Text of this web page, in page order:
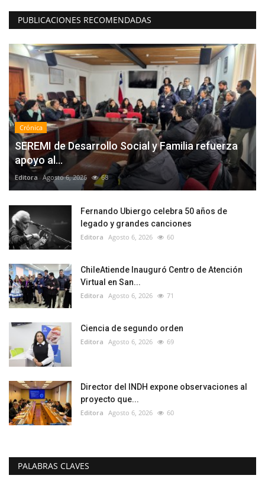
PUBLICACIONES RECOMENDADAS
Crónica
SEREMI de Desarrollo Social y Familia refuerza
apoyo al...
Editora Agosto 6, 2026 68
Fernando Ubiergo celebra 50 años de
legado y grandes canciones
Editora Agosto 6, 2026 60
ChileAtiende Inauguró Centro de Atención
Virtual en San...
Editora Agosto 6, 2026 71
Ciencia de segundo orden
Editora Agosto 6, 2026 69
Director del INDH expone observaciones al
proyecto que...
Editora Agosto 6, 2026 60
PALABRAS CLAVES